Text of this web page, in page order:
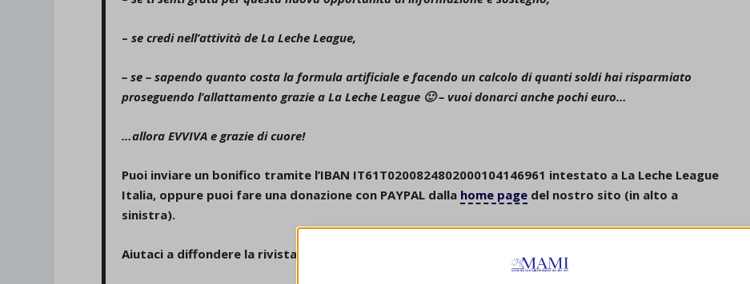
–se credi nell’attività de La Leche League,
– se – sapendo quanto costa la formula artificiale e facendo un calcolo di quanti soldi hai risparmiato
proseguendo l’allattamento grazie a La Leche League 🙂 –vuoi donarci anche pochi euro…
…allora EVVIVA e grazie di cuore!
Puoi inviare un bonifico tramite l’IBAN IT61T0200824802000104146961 intestato a La Leche League
Italia, oppure puoi fare una donazione con PAYPAL dalla home page del nostro sito (in alto a
sinistra).
Aiutaci a diffondere la rivista presso tutte le donne e le mamme che potrebbero averne bisogno.